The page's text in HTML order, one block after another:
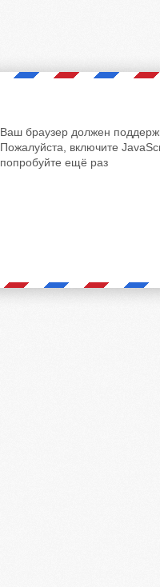
Ваш браузер должен
Пожалуйста, включите
попробуйте ещё раз